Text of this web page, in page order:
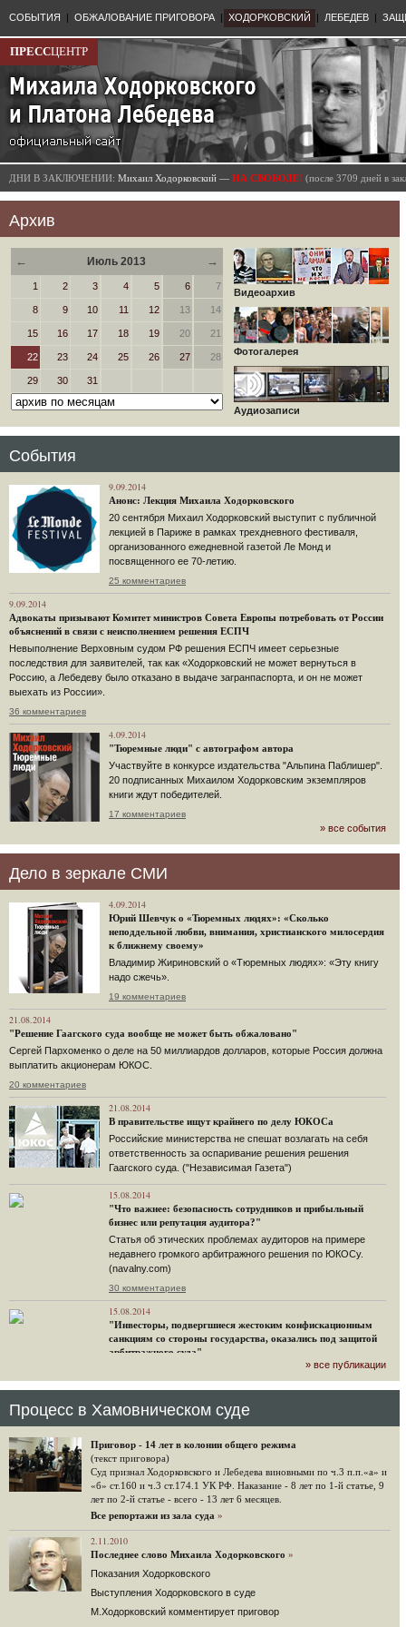
СОБЫТИЯ | ОБЖАЛОВАНИЕ ПРИГОВОРА | ХОДОРКОВСКИЙ | ЛЕБЕДЕВ |
ПРЕССЦЕНТР
ДНИ В ЗАКЛЮЧЕНИИ: Михаил Ходорковский — НА СВОБОДЕ! (после 3709 дней в
Архив
← Июль 2013 →
1 2 3 4 5 6 7
8 9 10 11 12 13 14
15 16 17 18 19 20 21
22 23 24 25 26 27 28
29 30 31
Видеоархив
Фотогалерея
Аудиозаписи
События
9.09.2014
Анонс: Лекция Михаила Ходорковского
20 сентября Михаил Ходорковский выступит с публичной
лекцией в Париже в рамках трехдневного фестиваля,
организованного ежедневной газетой Ле Монд и
посвященного ее 70-летию.
25 комментариев
9.09.2014
Адвокаты призывают Комитет министров Совета Европы потребовать от России
объяснений в связи с неисполнением решения ЕСПЧ
Невыполнение Верховным судом РФ решения ЕСПЧ имеет серьезные
последствия для заявителей, так как «Ходорковский не может вернуться в
Россию, а Лебедеву было отказано в выдаче загранпаспорта, и он не может
выехать из России».
36 комментариев
4.09.2014
"Тюремные люди" с автографом автора
Участвуйте в конкурсе издательства "Альпина Паблишер".
20 подписанных Михаилом Ходорковским экземпляров
книги ждут победителей.
17 комментариев
» все события
Дело в зеркале СМИ
4.09.2014
Юрий Шевчук о «Тюремных людях»: «Сколько
неподдельной любви, внимания, христианского милосердия
к ближнему своему»
Владимир Жириновский о «Тюремных людях»: «Эту книгу
надо сжечь».
19 комментариев
21.08.2014
"Решение Гаагского суда вообще не может быть обжаловано"
Сергей Пархоменко о деле на 50 миллиардов долларов, которые Россия должна
выплатить акционерам ЮКОС.
20 комментариев
21.08.2014
В правительстве ищут крайнего по делу ЮКОСа
Российские министерства не спешат возлагать на себя
ответственность за оспаривание решения решения
Гаагского суда. ("Независимая Газета")
15.08.2014
"Что важнее: безопасность сотрудников и прибыльный
бизнес или репутация аудитора?"
Статья об этических проблемах аудиторов на примере
недавнего громкого арбитражного решения по ЮКОСу.
(navalny.com)
30 комментариев
15.08.2014
"Инвесторы, подвергшиеся жестоким конфискационным
санкциям со стороны государства, оказались под защитой
арбитражного суда"
Швейцарская газета "Neue Zuercher Zeitung" о гаагском
судебном решении.
14.08.2014
Не исключил
Владимир Путин допускает, что Россия может выйти из-под юрисдикции ЕСПЧ.
88 комментариев
14.08.2014
Нарулил
Игорь Сечин просит о помощи. Ссылаясь на санкции,
глава «Роснефти» хочет выбить из фонда национального
благосостояния 1,5 трлн рублей («Ведомости» и «Дождь»).
32 комментария
Граждане не хотят платить по счетам ЮКОСа
» все публикации
Процесс в Хамовническом суде
Приговор - 14 лет в колонии общего режима
(текст приговора)
Суд признал Ходорковского и Лебедева виновными по ч.3 п.п.«а» и
«б» ст.160 и ч.3 ст.174.1 УК РФ. Наказание - 8 лет по 1-й статье, 9
лет по 2-й статье - всего - 13 лет 6 месяцев.
Все репортажи из зала суда »
2.11.2010
Последнее слово Михаила Ходорковского »
Показания Ходорковского
Выступления Ходорковского в суде
М.Ходорковский комментирует приговор